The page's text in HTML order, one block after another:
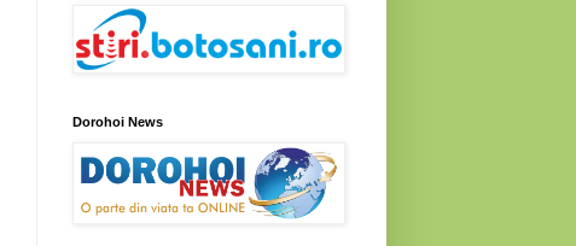
Dorohoi News